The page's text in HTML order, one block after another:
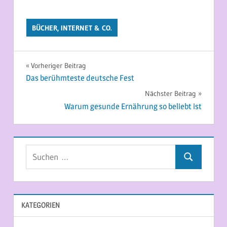
BÜCHER, INTERNET & CO.
Beitragsnavigation
Vorheriger Beitrag
Das berühmteste deutsche Fest
Nächster Beitrag
Warum gesunde Ernährung so beliebt ist
Suchen
KATEGORIEN